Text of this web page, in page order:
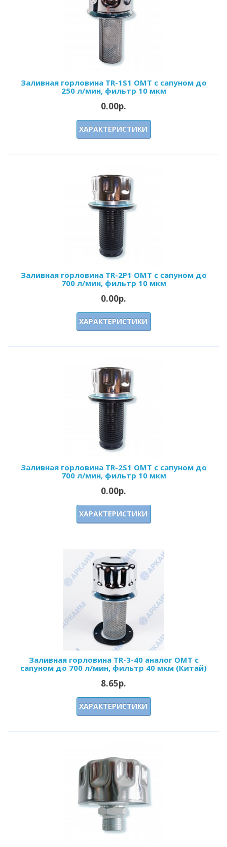
Заливная горловина TR-1S1 OMT с сапуном до
250 л/мин, фильтр 10 мкм
0.00р.
ХАРАКТЕРИСТИКИ
Заливная горловина TR-2P1 OMT с сапуном до
700 л/мин, фильтр 10 мкм
0.00р.
ХАРАКТЕРИСТИКИ
Заливная горловина TR-2S1 OMT с сапуном до
700 л/мин, фильтр 10 мкм
0.00р.
ХАРАКТЕРИСТИКИ
Заливная горловина TR-3-40 аналог OMT с
сапуном до 700 л/мин, фильтр 40 мкм (Китай)
8.65р.
ХАРАКТЕРИСТИКИ